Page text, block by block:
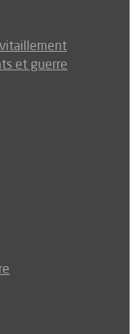
et guerre